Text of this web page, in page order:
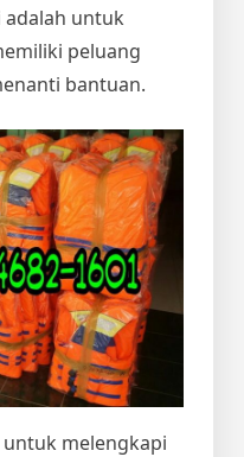
adalah untuk
peluang
bantuan.
melengkapi